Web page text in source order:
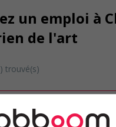
un emploi à
de l'art
trouvé(s)
Désolé, cette recherche n'a
Veuillez faire une nouvelle